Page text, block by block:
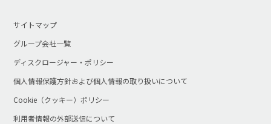
サイトマップ
グループ会社一覧
ディスクロージャー・ポリシー
個人情報保護方針および個人情報の取り扱いについて
Cookie（クッキー）ポリシー
利用者情報の外部送信について